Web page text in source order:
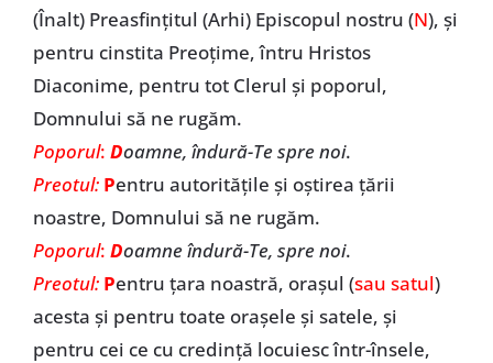
(Înalt) Preasfințitul (Arhi) Episcopul nostru (N), și
pentru cinstita Preoțime, întru Hristos
Diaconime, pentru tot Clerul și poporul,
Domnului să ne rugăm.
Poporul: Doamne, îndură-Te spre noi.
Preotul: Pentru autoritățile și oștirea țării
noastre, Domnului să ne rugăm.
Poporul: Doamne îndură-Te, spre noi.
Preotul: Pentru țara noastră, orașul (sau satul)
acesta și pentru toate orașele și satele, și
pentru cei ce cu credință locuiesc într-însele,